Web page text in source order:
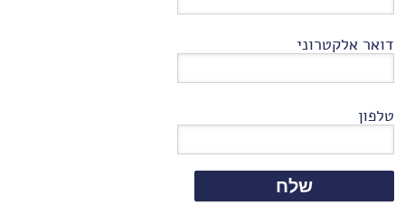
דואר אלקטרוני
טלפון